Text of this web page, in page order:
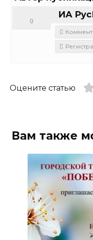
ИА
0
Оцените статью
Вам также